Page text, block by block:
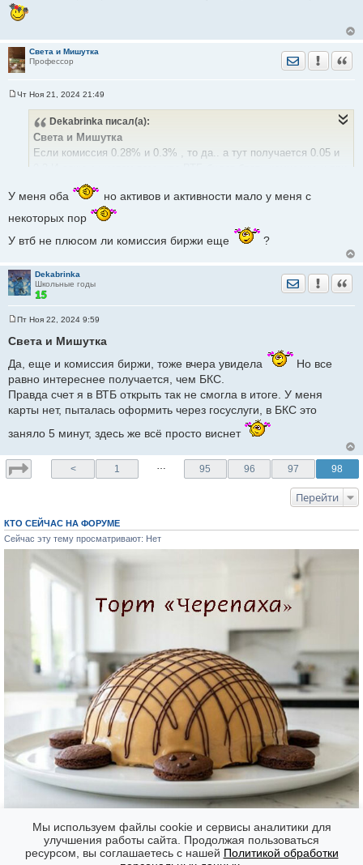
Света и Мишутка
Профессор
Отправить
Чт Ноя 21, 2024 21:49
Dekabrinka писал(а):
Света и Мишутка
Если комиссия 0.28% и 0.3% , то да.. а тут получается 0.05 и
продаже и при покупке, получается, что у него выгодней, чем у
того же БКС.
А вы каким брокерским счетом пользуетесь, если не секрет?
У меня оба
но активов и активности мало у меня с
некоторых пор
У втб не плюсом ли комиссия биржи еще
?
Dekabrinka
Школьные годы
Отправить
о
щ
н
и
Пт Ноя 22, 2024 9:59
Света и Мишутка
Да, еще и комиссия биржи, тоже вчера увидела
Но все
равно интереснее получается, чем БКС.
Правда счет я в ВТБ открыть так не смогла в итоге. У меня
карты нет, пыталась оформить через госуслуги, в БКС это
заняло 5 минут, здесь же всё просто виснет
< 1 … 95 96 97 98
Перейти
КТО СЕЙЧАС НА ФОРУМЕ
Сейчас эту тему просматривают: Нет
Часовой пояс: GMT + 7
Мы используем файлы cookie и сервисы аналитики для
улучшения работы сайта. Продолжая пользоваться
ресурсом, вы соглашаетесь с нашей Политикой обработки